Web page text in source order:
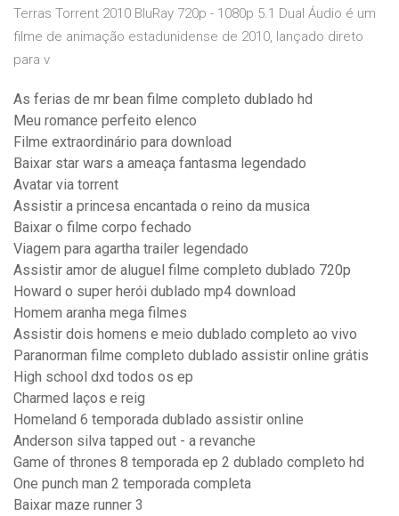
Terras Torrent 2010 BluRay 720p - 1080p 5.1 Dual Áudio é um
filme de animação estadunidense de 2010, lançado direto
para v
As ferias de mr bean filme completo dublado hd
Meu romance perfeito elenco
Filme extraordinário para download
Baixar star wars a ameaça fantasma legendado
Avatar via torrent
Assistir a princesa encantada o reino da musica
Baixar o filme corpo fechado
Viagem para agartha trailer legendado
Assistir amor de aluguel filme completo dublado 720p
Howard o super herói dublado mp4 download
Homem aranha mega filmes
Assistir dois homens e meio dublado completo ao vivo
Paranorman filme completo dublado assistir online grátis
High school dxd todos os ep
Charmed laços e reig
Homeland 6 temporada dublado assistir online
Anderson silva tapped out - a revanche
Game of thrones 8 temporada ep 2 dublado completo hd
One punch man 2 temporada completa
Baixar maze runner 3